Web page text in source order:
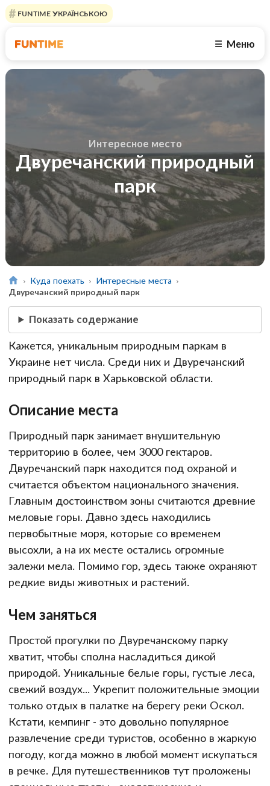
FUNTIME УКРАЇНСЬКОЮ
☰ Меню
Интересное место
Двуречанский природный
парк
Куда поехать
Интересные места
Двуречанский природный парк
Показать содержание
Кажется, уникальным природным паркам в
Украине нет числа. Среди них и Двуречанский
природный парк в Харьковской области.
Описание места
Природный парк занимает внушительную
территорию в более, чем 3000 гектаров.
Двуречанский парк находится под охраной и
считается объектом национального значения.
Главным достоинством зоны считаются древние
меловые горы. Давно здесь находились
первобытные моря, которые со временем
высохли, а на их месте остались огромные
залежи мела. Помимо гор, здесь также охраняют
редкие виды животных и растений.
Чем заняться
Простой прогулки по Двуречанскому парку
хватит, чтобы сполна насладиться дикой
природой. Уникальные белые горы, густые леса,
свежий воздух... Укрепит положительные эмоции
только отдых в палатке на берегу реки Оскол.
Кстати, кемпинг - это довольно популярное
развлечение среди туристов, особенно в жаркую
погоду, когда можно в любой момент искупаться
в речке. Для путешественников тут проложены